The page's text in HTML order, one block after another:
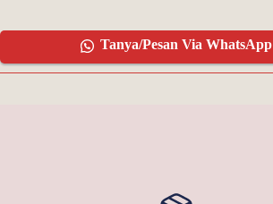
Tanya/Pesan Via WhatsApp